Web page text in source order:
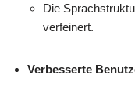
Die
verfeinert.
Verbesserte